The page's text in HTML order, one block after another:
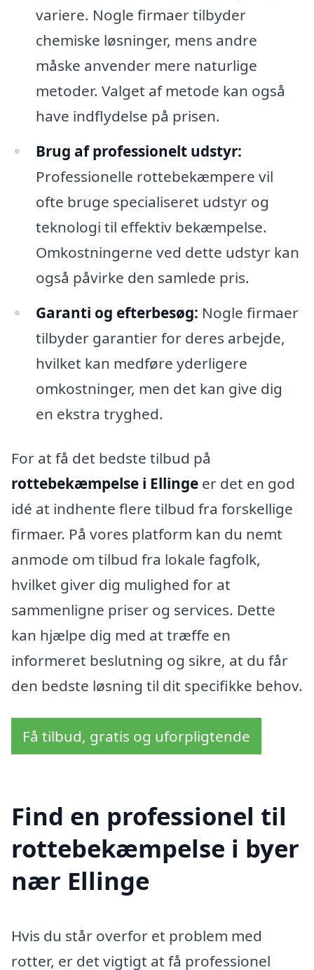
variere. Nogle firmaer tilbyder
chemiske løsninger, mens andre
måske anvender mere naturlige
metoder. Valget af metode kan også
have indflydelse på prisen.
Brug af professionelt udstyr:
Professionelle rottebekæmpere vil
ofte bruge specialiseret udstyr og
teknologi til effektiv bekæmpelse.
Omkostningerne ved dette udstyr kan
også påvirke den samlede pris.
Garanti og efterbesøg: Nogle firmaer
tilbyder garantier for deres arbejde,
hvilket kan medføre yderligere
omkostninger, men det kan give dig
en ekstra tryghed.
For at få det bedste tilbud på
rottebekæmpelse i Ellinge er det en god
idé at indhente flere tilbud fra forskellige
firmaer. På vores platform kan du nemt
anmode om tilbud fra lokale fagfolk,
hvilket giver dig mulighed for at
sammenligne priser og services. Dette
kan hjælpe dig med at træffe en
informeret beslutning og sikre, at du får
den bedste løsning til dit specifikke behov.
Få tilbud, gratis og uforpligtende
Find en professionel til
rottebekæmpelse i byer
nær Ellinge
Hvis du står overfor et problem med
rotter, er det vigtigt at få professionel